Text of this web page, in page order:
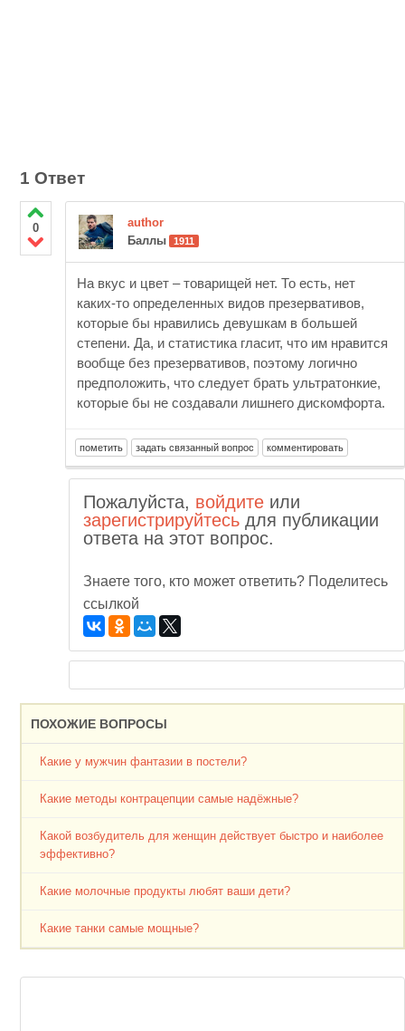
1 Ответ
0
author
Баллы
1911
На вкус и цвет – товарищей нет. То есть, нет
каких-то определенных видов презервативов,
которые бы нравились девушкам в большей
степени. Да, и статистика гласит, что им нравится
вообще без презервативов, поэтому логично
предположить, что следует брать ультратонкие,
которые бы не создавали лишнего дискомфорта.
Пожалуйста, войдите или
зарегистрируйтесь для публикации
ответа на этот вопрос.
Знаете того, кто может ответить? Поделитесь
ссылкой
ПОХОЖИЕ ВОПРОСЫ
Какие у мужчин фантазии в постели?
Какие методы контрацепции самые надёжные?
Какой возбудитель для женщин действует быстро и наиболее
эффективно?
Какие молочные продукты любят ваши дети?
Какие танки самые мощные?